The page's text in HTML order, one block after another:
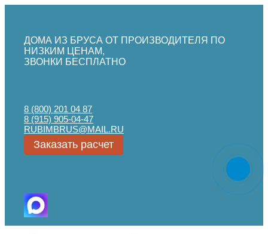
ДОМА ИЗ БРУСА ОТ ПРОИЗВОДИТЕЛЯ ПО
НИЗКИМ ЦЕНАМ,
ЗВОНКИ БЕСПЛАТНО
8 (800) 201 04 87
8 (915) 905-04-47
RUBIMBRUS@MAIL.RU
Заказать расчет